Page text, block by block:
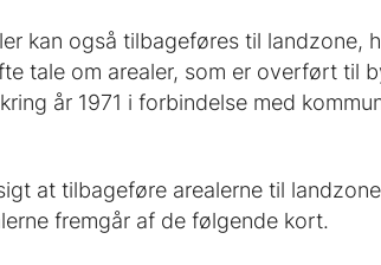
kan også tilbageføres til landzone,
tale om arealer, som er overført til
år 1971 i forbindelse med
at tilbageføre arealerne til
fremgår af de følgende kort.